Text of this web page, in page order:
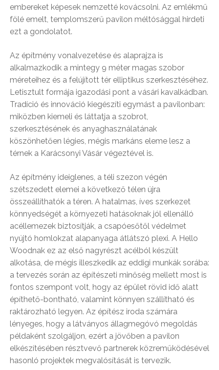
embereket képesek nemzetté kovácsolni. Az emlékmű
fölé emelt, templomszerű pavilon méltósággal hirdeti
ezt a gondolatot.
Az építmény vonalvezetése és alaprajza is
alkalmazkodik a mintegy 9 méter magas szobor
méreteihez és a felújított tér elliptikus szerkesztéséhez.
Letisztult formája igazodási pont a vásári kavalkádban.
Tradíció és innováció kiegészíti egymást a pavilonban:
miközben kiemeli és láttatja a szobrot,
szerkesztésének és anyaghasználatának
köszönhetően légies, mégis markáns eleme lesz a
térnek a Karácsonyi Vásár végeztével is.
Az építmény ideiglenes, a téli szezon végén
szétszedett elemei a következő télen újra
összeállíthatók a téren. A hatalmas, íves szerkezet
könnyedségét a környezeti hatásoknak jól ellenálló
acéllemezek biztosítják, a csapóesőtől védelmet
nyújtó homlokzat alapanyaga átlátszó plexi. A Hello
Woodnak ez az első nagyrészt acélból készült
alkotása, de mégis illeszkedik az eddigi munkák sorába:
a tervezés során az építészeti minőség mellett most is
fontos szempont volt, hogy az épület rövid idő alatt
építhető-bontható, valamint könnyen szállítható és
raktározható legyen. Az építész iroda számára
lényeges, hogy a látványos állagmegóvó megoldás
példaként szolgáljon, ezért a jövőben a pavilon
elkészítésében résztvevő partnerek közreműködésével
hasonló projektek megvalósítását is tervezik.